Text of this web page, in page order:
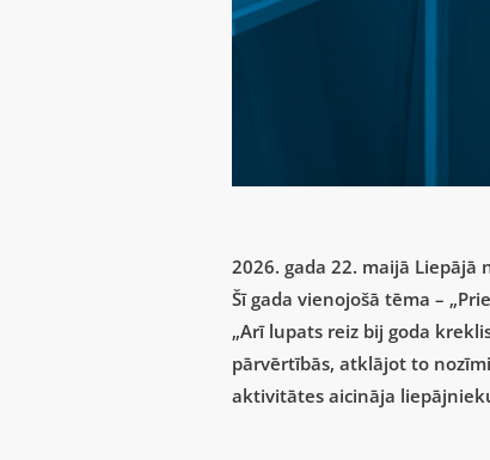
2026. gada 22. maijā Liepājā
Šī gada vienojošā tēma –
„Arī lupats reiz bij goda
pārvērtībās, atklājot to
aktivitātes aicināja